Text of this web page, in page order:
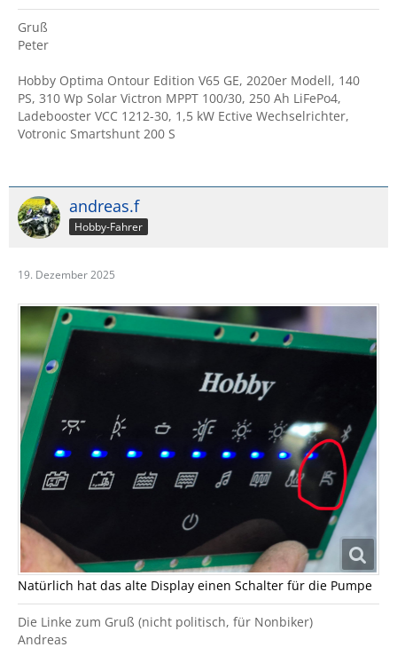
Gruß
Peter
Hobby Optima Ontour Edition V65 GE, 2020er Modell, 140
PS, 310 Wp Solar Victron MPPT 100/30, 250 Ah LiFePo4,
Ladebooster VCC 1212-30, 1,5 kW Ective Wechselrichter,
Votronic Smartshunt 200 S
andreas.f
Hobby-Fahrer
19. Dezember 2025
Natürlich hat das alte Display einen Schalter für die Pumpe
Die Linke zum Gruß (nicht politisch, für Nonbiker)
Andreas